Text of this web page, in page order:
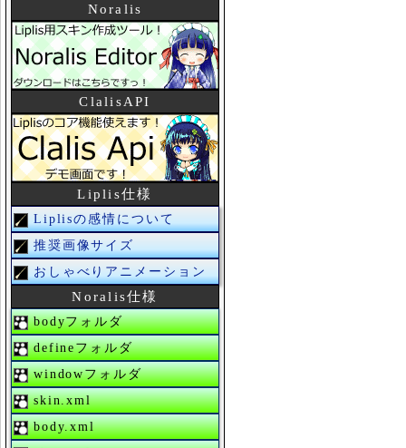
Noralis
ClalisAPI
Liplis仕様
Liplisの感情について
推奨画像サイズ
おしゃべりアニメーション
Noralis仕様
bodyフォルダ
defineフォルダ
windowフォルダ
skin.xml
body.xml